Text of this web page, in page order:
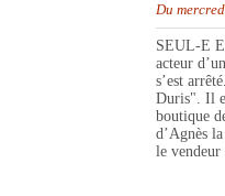
Du
SEUL-E
acteur
s’est
Duris". Il
boutique
d’Agnès
le